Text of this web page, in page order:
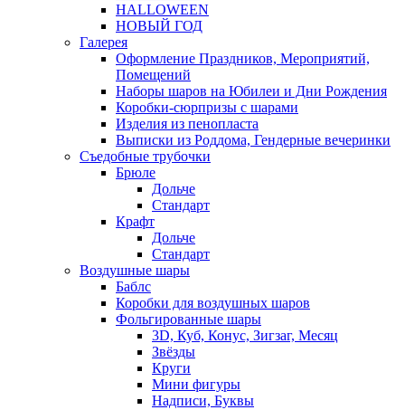
HALLOWEEN
НОВЫЙ ГОД
Галерея
Оформление Праздников, Мероприятий,
Помещений
Наборы шаров на Юбилеи и Дни Рождения
Коробки-сюрпризы с шарами
Изделия из пенопласта
Выписки из Роддома, Гендерные вечеринки
Съедобные трубочки
Брюле
Дольче
Стандарт
Крафт
Дольче
Стандарт
Воздушные шары
Баблс
Коробки для воздушных шаров
Фольгированные шары
3D, Куб, Конус, Зигзаг, Месяц
Звёзды
Круги
Мини фигуры
Надписи, Буквы